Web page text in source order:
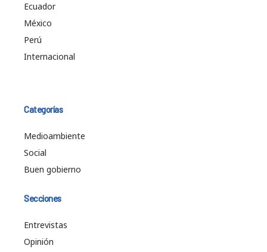
Ecuador
México
Perú
Internacional
Categorías
Medioambiente
Social
Buen gobierno
Secciones
Entrevistas
Opinión